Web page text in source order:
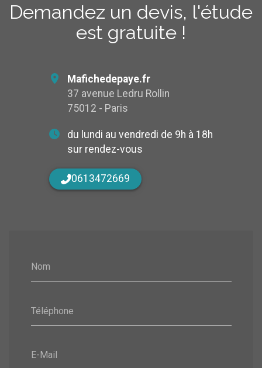
Demandez un devis, l'étude
est gratuite !
Nom
Téléphone
E-Mail
Mafichedepaye.fr
37 avenue Ledru Rollin
75012 - Paris
du lundi au vendredi de 9h à 18h
sur rendez-vous
0613472669